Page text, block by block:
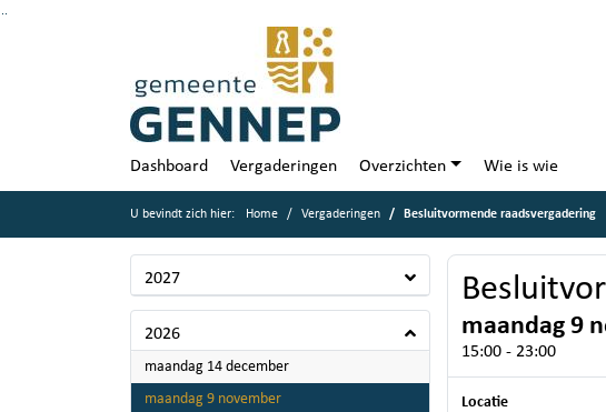
Dashboard Vergaderingen Overzichten Wie is wie
U bevindt zich hier: Home Vergaderingen Besluitvormende raadsvergadering
2027
2026
maandag 14 december2026
maandag 9 november2026
maandag 9
15:00 - 23:00
Locatie